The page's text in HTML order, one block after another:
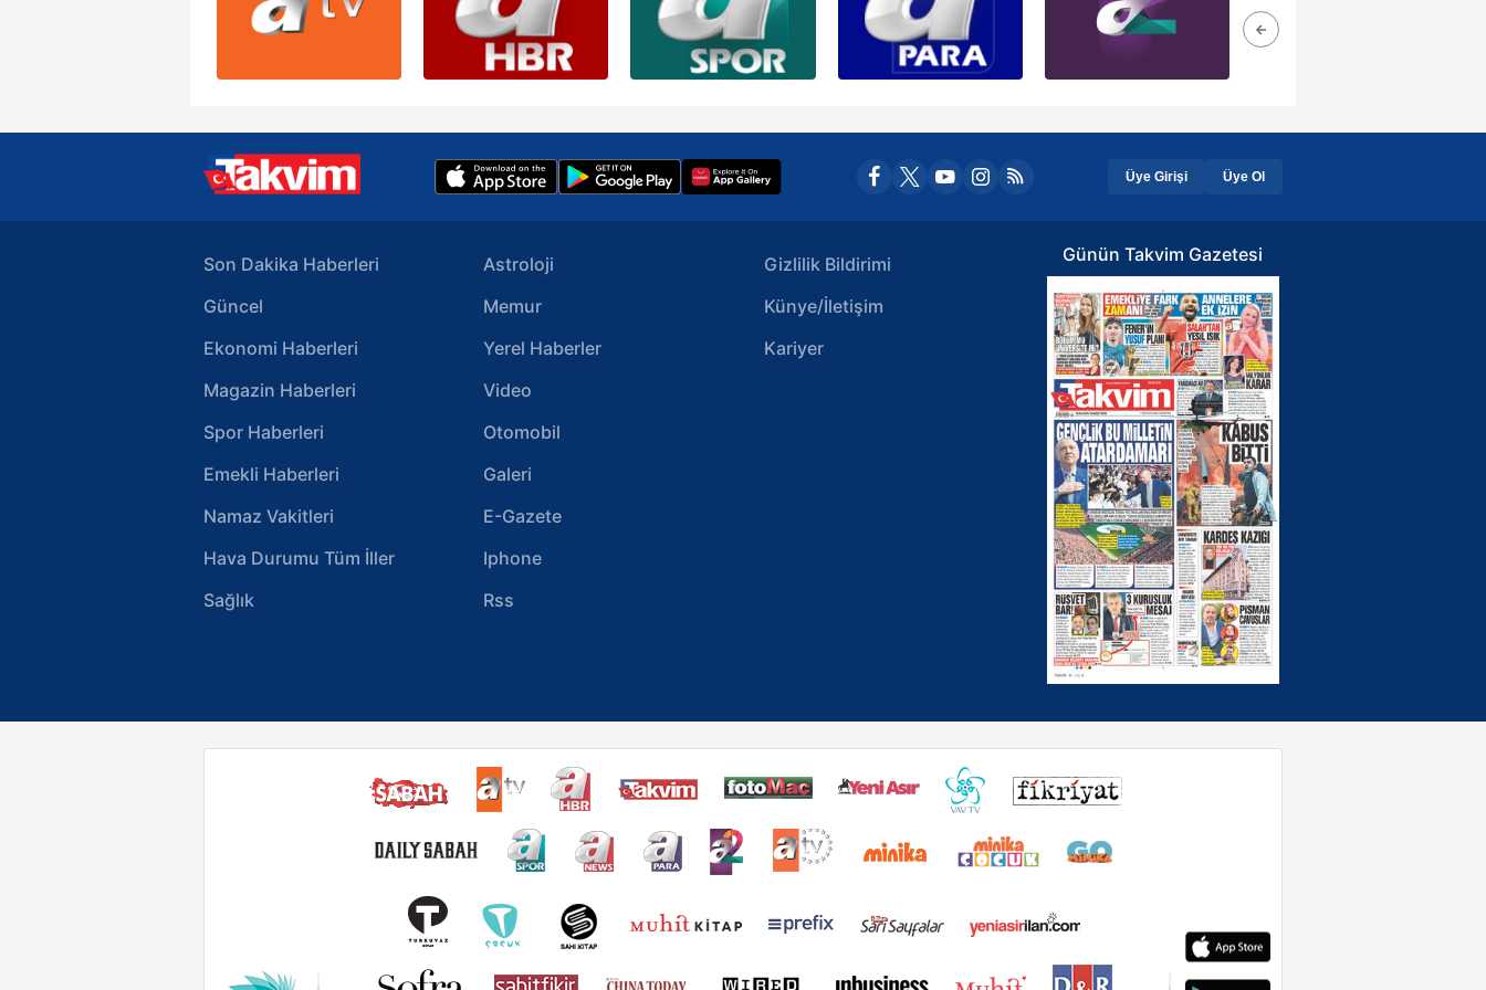
Üye Girişi Üye Ol
Son Dakika Haberleri
Güncel
Ekonomi Haberleri
Magazin Haberleri
Spor Haberleri
Emekli Haberleri
Namaz Vakitleri
Hava Durumu Tüm İller
Sağlık
Astroloji
Memur
Yerel Haberler
Video
Otomobil
Galeri
E-Gazete
Iphone
Rss
Gizlilik Bildirimi
Künye/İletişim
Kariyer
Günün Takvim Gazetesi